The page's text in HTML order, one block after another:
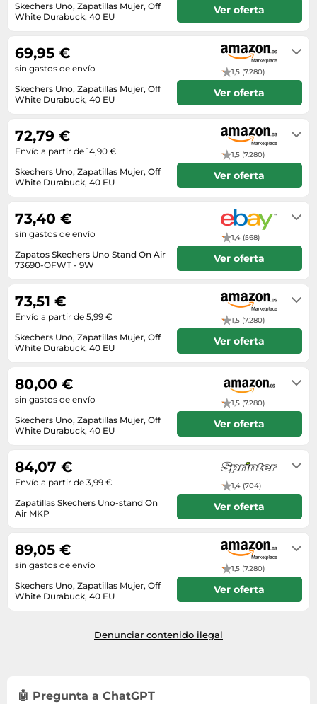
Ropa deportiva y outdoor
Zapatillas de tenis
Zapatillas deportivas
Perfumes de mujer
Placer y anticoncepción
Productos de higiene corporal
Productos para baño y ducha
Protectores solares
Sets de belleza
Tensiómetros
Tratamientos faciales
Media
Microondas
Monitores y pantallas ordenador
Máquinas de afeitar
Ordenadores portátiles
Placas de cocina
Radios
Sonido y alta fidelidad
TV, vídeo y DVD
Tablets
Televisores
Playmobil
Relojes
Sneakers
Tejer y crochet
Zapatillas de atletismo
Zapatos
Zapatos de invierno
Zapatos mujer
Skechers Uno, Zapatillas Mujer, Off
White Durabuck, 40 EU
Ver oferta
Skechers Uno, Zapatillas Mujer, Off
White Durabuck, 40 EU
1,5 (7.280)
69,95 €
sin gastos de envío
Ver oferta
Skechers Uno, Zapatillas Mujer, Off
White Durabuck, 40 EU
1,5 (7.280)
72,79 €
Envío a partir de 14,90 €
Ver oferta
Zapatos Skechers Uno Stand On Air
73690-OFWT - 9W
1,4 (568)
73,40 €
sin gastos de envío
Ver oferta
Skechers Uno, Zapatillas Mujer, Off
White Durabuck, 40 EU
1,5 (7.280)
73,51 €
Envío a partir de 5,99 €
Ver oferta
Skechers Uno, Zapatillas Mujer, Off
White Durabuck, 40 EU
1,5 (7.280)
80,00 €
sin gastos de envío
Ver oferta
Zapatillas Skechers Uno-stand On
Air MKP
1,4 (704)
84,07 €
Envío a partir de 3,99 €
Ver oferta
Skechers Uno, Zapatillas Mujer, Off
White Durabuck, 40 EU
1,5 (7.280)
89,05 €
sin gastos de envío
Ver oferta
Denunciar contenido ilegal
🤖 Pregunta a ChatGPT